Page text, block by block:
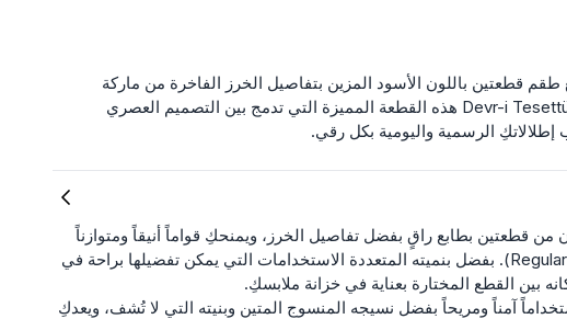
طقم قطعتين باللون الأسود المزين بتفاصيل الخرز الفاخرة من ماركة
Beyza. يقدم لكم متجر Devr-i Tesettür هذه القطعة المميزة التي تدمج بين التصميم العصري
الرسمية واليومية بكل رقي.
من قطعتين بطابع راقٍ بفضل تفاصيل الخرز، ويمنحكِ قواماً أنيقاً ومتوازناً
بياقة دائرية وقصة عادية (Regular). بفضل بنميته المتعددة الاستخدامات التي يمكن تفضيلها براحة في
بين القطع المختارة بعناية في خزانة ملابسكِ.
آمناً ومريحاً بفضل نسيجه المنسوج المتين وبنيته التي لا تُشف، ويعدكِ